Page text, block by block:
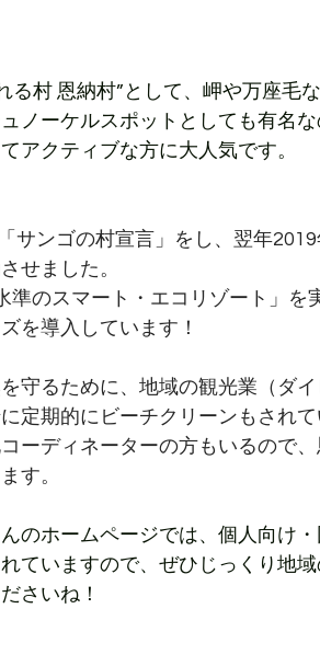
る村 恩納村”として、岬や万座毛
ノーケルスポットとしても有名
アクティブな方に大人気です。
サンゴの村宣言」をし、翌年
せました。
準のスマート・エコリゾート」を
を導入しています！
守るために、地域の観光業（ダ
定期的にビーチクリーンもされて
ーディネーターの方もいるので
す。
のホームページでは、個人向け
ていますので、ぜひじっくり地
さいね！